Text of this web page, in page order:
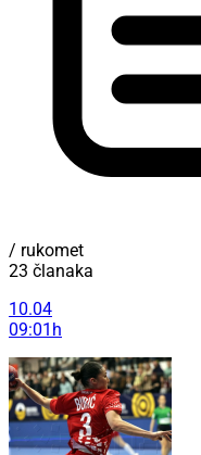
/ rukomet
23 članaka
10.04
09:01h